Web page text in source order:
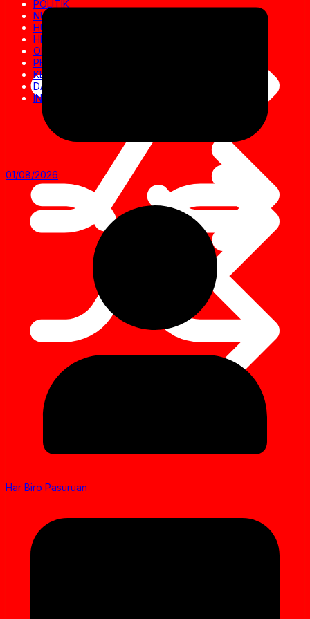
POLITIK
NUSANTARA
HUKRIM
HIBURAN
OLAHRAGA
PENDIDIKAN
KESEHATAN
DAERAH
INVESTIGASI
01/08/2026
Har Biro Pasuruan